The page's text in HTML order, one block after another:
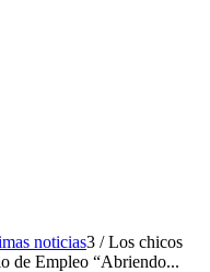
noticias3 / Los chicos
de Empleo “Abriendo...